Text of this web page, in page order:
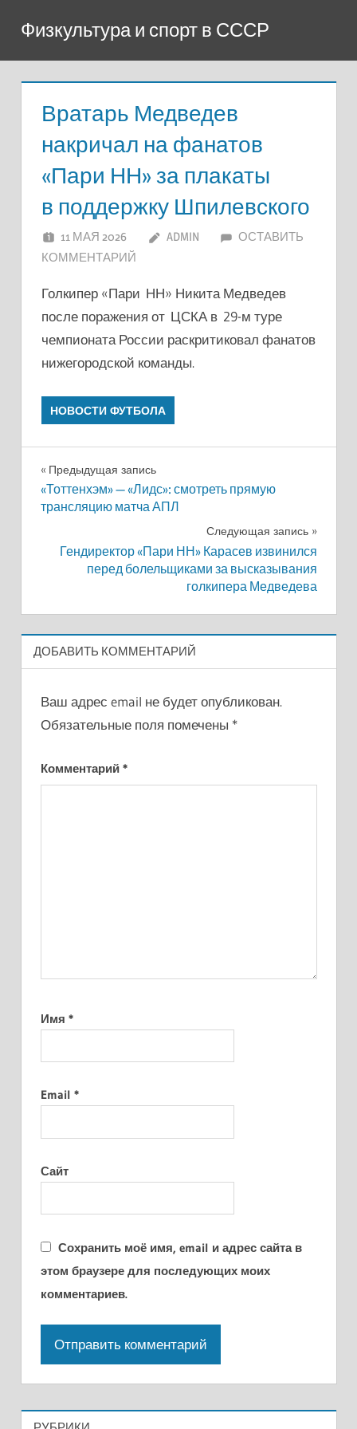
содержимому
Физкультура и спорт в СССР
Вратарь Медведев
накричал на фанатов
«Пари НН» за плакаты
в поддержку Шпилевского
11 МАЯ 2026 ADMIN
ОСТАВИТЬ
КОММЕНТАРИЙ
Голкипер «Пари НН» Никита Медведев
после поражения от ЦСКА в 29-м туре
чемпионата России раскритиковал фанатов
нижегородской команды.
НОВОСТИ ФУТБОЛА
Навигация
по
Предыдущая запись
«Тоттенхэм» — «Лидс»: смотреть прямую
трансляцию матча АПЛ
Следующая запись
Гендиректор «Пари НН» Карасев извинился
перед болельщиками за высказывания
голкипера Медведева
ДОБАВИТЬ КОММЕНТАРИЙ
Ваш адрес email не будет опубликован.
Обязательные поля помечены *
Комментарий *
Имя *
Email *
Сайт
Сохранить моё имя, email и адрес сайта в
этом браузере для последующих моих
комментариев.